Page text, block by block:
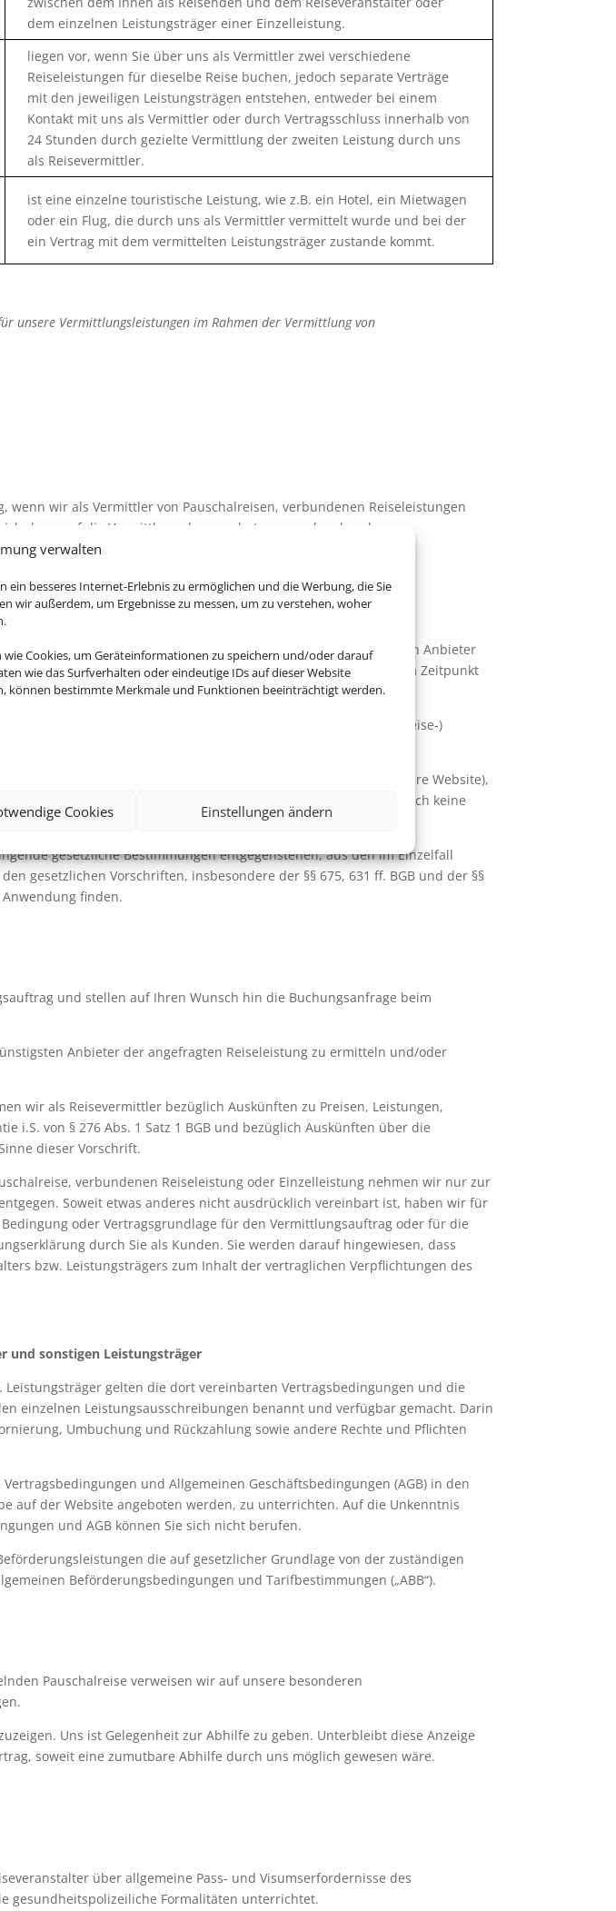
verwalten
besseres Internet-Erlebnis zu ermöglichen und die Werbung, die Sie
wir außerdem, um Ergebnisse zu messen, um zu verstehen, woher
Cookies, um Geräteinformationen zu speichern und/oder darauf
wie das Surfverhalten oder eindeutige IDs auf dieser Website
können bestimmte Merkmale und Funktionen beeinträchtigt werden.
Cookies Einstellungen ändern
dem einzelnen Leistungsträger einer Einzelleistung.
liegen vor, wenn Sie über uns als Vermittler zwei verschiedene
Reiseleistungen für dieselbe Reise buchen, jedoch separate Verträge
mit den jeweiligen Leistungsträgen entstehen, entweder bei einem
Kontakt mit uns als Vermittler oder durch Vertragsschluss innerhalb von
24 Stunden durch gezielte Vermittlung der zweiten Leistung durch uns
als Reisevermittler.
ist eine einzelne touristische Leistung, wie z.B. ein Hotel, ein Mietwagen
oder ein Flug, die durch uns als Vermittler vermittelt wurde und bei der
ein Vertrag mit dem vermittelten Leistungsträger zustande kommt.
unsere Vermittlungsleistungen im Rahmen der Vermittlung von
wir als Vermittler von Pauschalreisen, verbundenen Reiseleistungen
dann auf die Vermittlung der angebotenen und vorhandenen
Vermittlungsbedingungen und den gesetzlichen Vorschriften.
oder sonstige Einzelleistung, die von einem dritten Anbieter
Um uns einen solchen Auftrag zu erteilen, müssen Sie zum Zeitpunkt
zwischen Ihnen und uns ein Vertrag über die Vermittlung von (Reise-)
zustande.
Auftrag auf elektronischem Weg (z.B. per E-Mail oder über unsere Website),
Weg („Eingangsbestätigung“). Die Eingangsbestätigung stellt noch keine
gesetzliche Bestimmungen entgegenstehen, aus den im Einzelfall
gesetzlichen Vorschriften, insbesondere der §§ 675, 631 ff. BGB und der §§
Anwendung finden.
und stellen auf Ihren Wunsch hin die Buchungsanfrage beim
Anbieter der angefragten Reiseleistung zu ermitteln und/oder
wir als Reisevermittler bezüglich Auskünften zu Preisen, Leistungen,
i.S. von § 276 Abs. 1 Satz 1 BGB und bezüglich Auskünften über die
dieser Vorschrift.
verbundenen Reiseleistung oder Einzelleistung nehmen wir nur zur
Soweit etwas anderes nicht ausdrücklich vereinbart ist, haben wir für
oder Vertragsgrundlage für den Vermittlungsauftrag oder für die
durch Sie als Kunden. Sie werden darauf hingewiesen, dass
bzw. Leistungsträgers zum Inhalt der vertraglichen Verpflichtungen des
und sonstigen Leistungsträger
gelten die dort vereinbarten Vertragsbedingungen und die
einzelnen Leistungsausschreibungen benannt und verfügbar gemacht. Darin
Umbuchung und Rückzahlung sowie andere Rechte und Pflichten
und Allgemeinen Geschäftsbedingungen (AGB) in den
auf der Website angeboten werden, zu unterrichten. Auf die Unkenntnis
und AGB können Sie sich nicht berufen.
die auf gesetzlicher Grundlage von der zuständigen
Beförderungsbedingungen und Tarifbestimmungen („ABB“).
Pauschalreise verweisen wir auf unsere besonderen
Uns ist Gelegenheit zur Abhilfe zu geben. Unterbleibt diese Anzeige
soweit eine zumutbare Abhilfe durch uns möglich gewesen wäre.
über allgemeine Pass- und Visumserfordernisse des
gesundheitspolizeiliche Formalitäten unterrichtet.